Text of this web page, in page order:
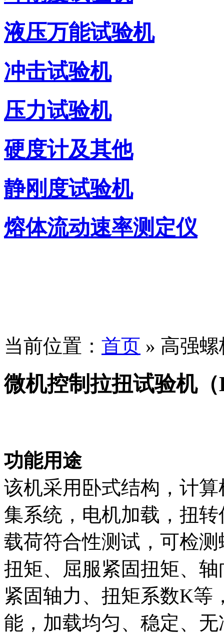
液压万能试验机
冲击试验机
压力试验机
硬度计及其他
静刚度试验机
熔体流动速率测定仪
当前位置： 首页 » 高强
微机控制拉扭试验机
功能用途
该机采用卧式结构，计
集系统，电机加载，扭
载荷符合性测试，可检
扭矩、屈服紧固扭矩、
紧固轴力、扭矩系数K等
能，加载均匀、稳定、